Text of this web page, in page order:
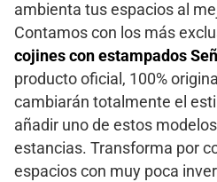
ambienta tus espacios al
Contamos con los más
cojines con estampados
producto oficial, 100%
cambiarán totalmente el
añadir uno de estos
estancias. Transforma por
espacios con muy poca